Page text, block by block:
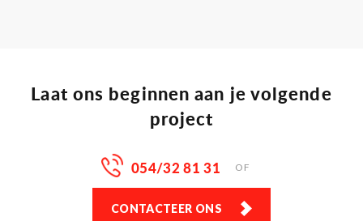
Laat ons beginnen aan je volgende
project
054/32 81 31 OF
CONTACTEER ONS